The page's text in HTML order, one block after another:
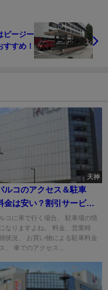
ピージー
すすめ！
天神
ルコのアクセス＆駐車
金は安い？割引サービス
コに車で行く場合、 駐車場の情
なりますよね。 料金、営業時
状況、 お買い物による駐車料金
、 車でのアクセス...